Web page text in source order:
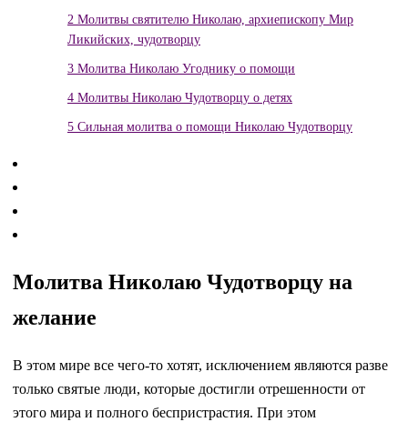
2 Молитвы святителю Николаю, архиепископу Мир
Ликийских, чудотворцу
3 Молитва Николаю Угоднику о помощи
4 Молитвы Николаю Чудотворцу о детях
5 Сильная молитва о помощи Николаю Чудотворцу
Молитва Николаю Чудотворцу на
желание
В этом мире все чего-то хотят, исключением являются разве
только святые люди, которые достигли отрешенности от
этого мира и полного беспристрастия. При этом